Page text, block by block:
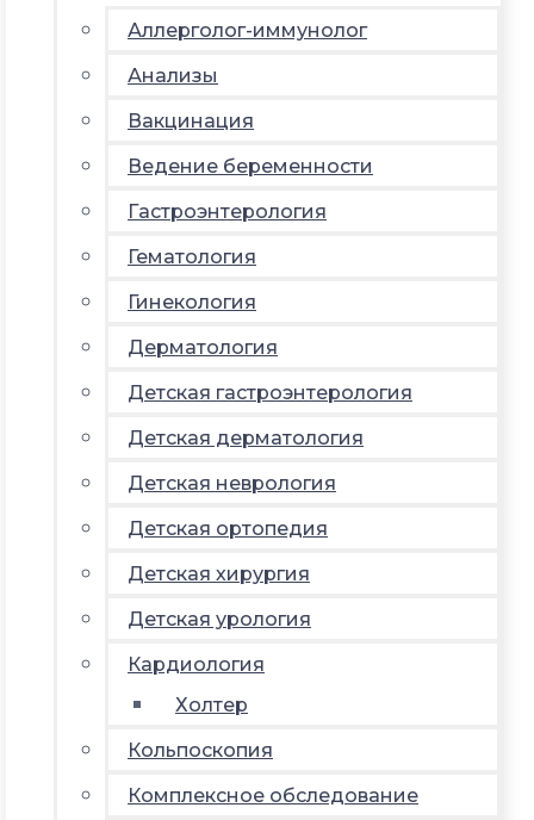
Аллерголог-иммунолог
Анализы
Вакцинация
Ведение беременности
Гастроэнтерология
Гематология
Гинекология
Дерматология
Детская гастроэнтерология
Детская дерматология
Детская неврология
Детская ортопедия
Детская хирургия
Детская урология
Кардиология
Холтер
Кольпоскопия
Комплексное обследование